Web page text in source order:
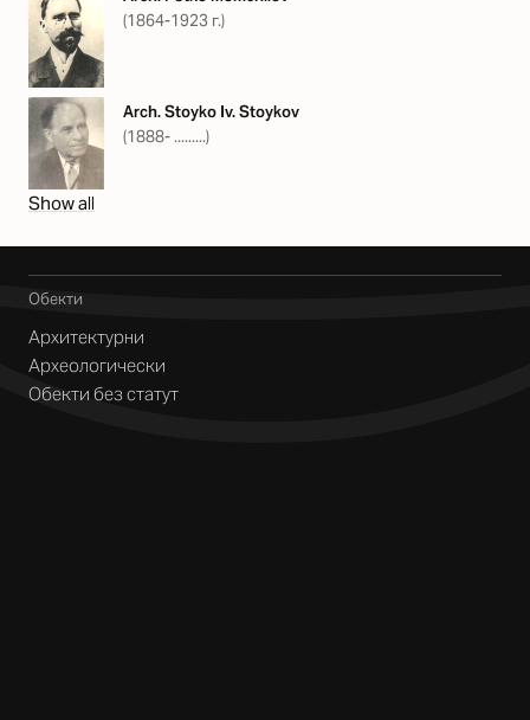
(1864-1923 г.)
Arch. Stoyko Iv. Stoykov
(1888- .........)
Show all
Обекти
Архитектурни
Археологически
Обекти без статут